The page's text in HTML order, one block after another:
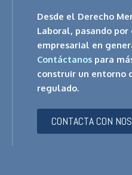
Desde el Derecho
Laboral, pasando
empresarial en
Contáctanos para
construir un entorno
regulado.
CONTACTA CON